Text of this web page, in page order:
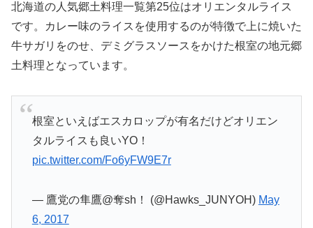
北海道の人気郷土料理一覧第25位はオリエンタルライス
です。カレー味のライスを使用するのが特徴で上に焼いた
牛サガリをのせ、デミグラスソースをかけた根室の地元郷
土料理となっています。
根室といえばエスカロップが有名だけどオリエン
タルライスも良いYO！
pic.twitter.com/Fo6yFW9E7r
— 鷹党の隼鷹@奪sh！ (@Hawks_JUNYOH) May
6, 2017